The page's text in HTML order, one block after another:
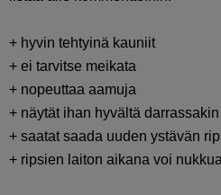
+ hyvin tehtyinä kauniit
+ ei tarvitse meikata
+ nopeuttaa aamuja
+ näytät ihan hyvältä darrassakin
+ saatat saada uuden ystävän
+ ripsien laiton aikana voi nukkua